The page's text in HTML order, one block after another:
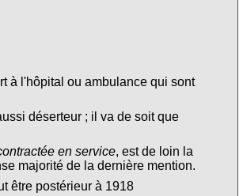
à l'hôpital ou ambulance qui sont
déserteur ; il va de soit que
en service, est de loin la
majorité de la dernière mention.
être postérieur à 1918